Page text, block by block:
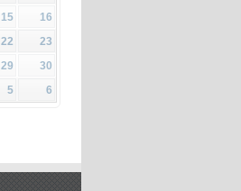
15
16
22
23
29
30
5 6